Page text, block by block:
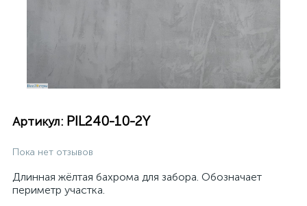
Артикул: PIL240-10-2Y
Пока нет отзывов
Длинная жёлтая бахрома для забора. Обозначает
периметр участка.